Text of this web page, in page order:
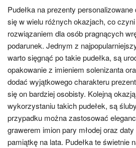
Pudełka na prezenty
się w wielu różnych okazjach, co
rozwiązaniem dla osób pragnących
podarunek. Jednym z
warto sięgnąć po takie pudełka, są
opakowanie z imieniem solenizanta
dodać wyjątkowego charakteru
się on bardziej osobisty. Kolejną
wykorzystaniu takich pudełek, są
przypadku można zastosować
grawerem imion pary młodej oraz
pamiątkę na lata. Pudełka te świetnie